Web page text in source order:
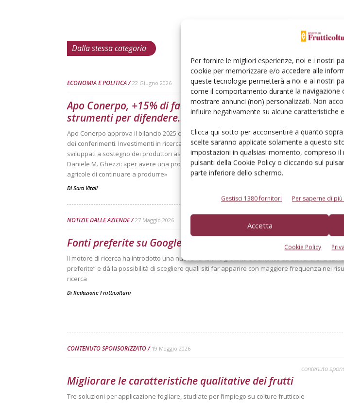
Per fornire le migliori esperienze, noi e i nostri
cookie per memorizzare e/o accedere alle
queste tecnologie permetterà a noi e ai nostri
come il comportamento durante la navigazione
mostrare annunci (non) personalizzati. Non
influire negativamente su alcune caratteristiche
Clicca qui sotto per acconsentire a quanto
scelte saranno applicate solamente a questo
impostazioni in qualsiasi momento, compreso
pulsanti della Cookie Policy o cliccando sul
parte inferiore dello schermo.
Gestisci 1380 fornitori Per saperne di
Accetta
Cookie Policy
Dalla stessa categoria
ECONOMIA E POLITICA 22 Giugno 2026
Apo Conerpo, +15% di fatturato. Vernocchi: «rafforzare gli
strumenti per difendere...
Apo Conerpo approva il bilancio 2025 con un fatturato di 563 milioni di euro e una sostanziale
dei conferimenti. Investimenti in ricerca scientifica per 1,2 milioni di euro e nuovi fondi
sviluppati a sostegno dei produttori associati. Il presidente Davide Vernocchi e il direttore
Daniele M. Ghezzi: «per avere una produzione da valorizzare bisogna permettere alle
agricole di continuare a produrre»
Di Sara Vitali
NOTIZIE DALLE AZIENDE 27 Maggio 2026
Fonti preferite su Google: ecco come aggiungere
Il motore di ricerca ha introdotto una nuova funzione gratuita e semplice da attivare. Si
preferite” e dà la possibilità di scegliere quali siti far apparire con maggiore frequenza nei
ricerca
Di Redazione Frutticoltura
CONTENUTO SPONSORIZZATO 19 Maggio 2026
contenuto
Migliorare le caratteristiche qualitative dei frutti
Tre soluzioni per applicazione fogliare, studiate per l’impiego su colture frutticole